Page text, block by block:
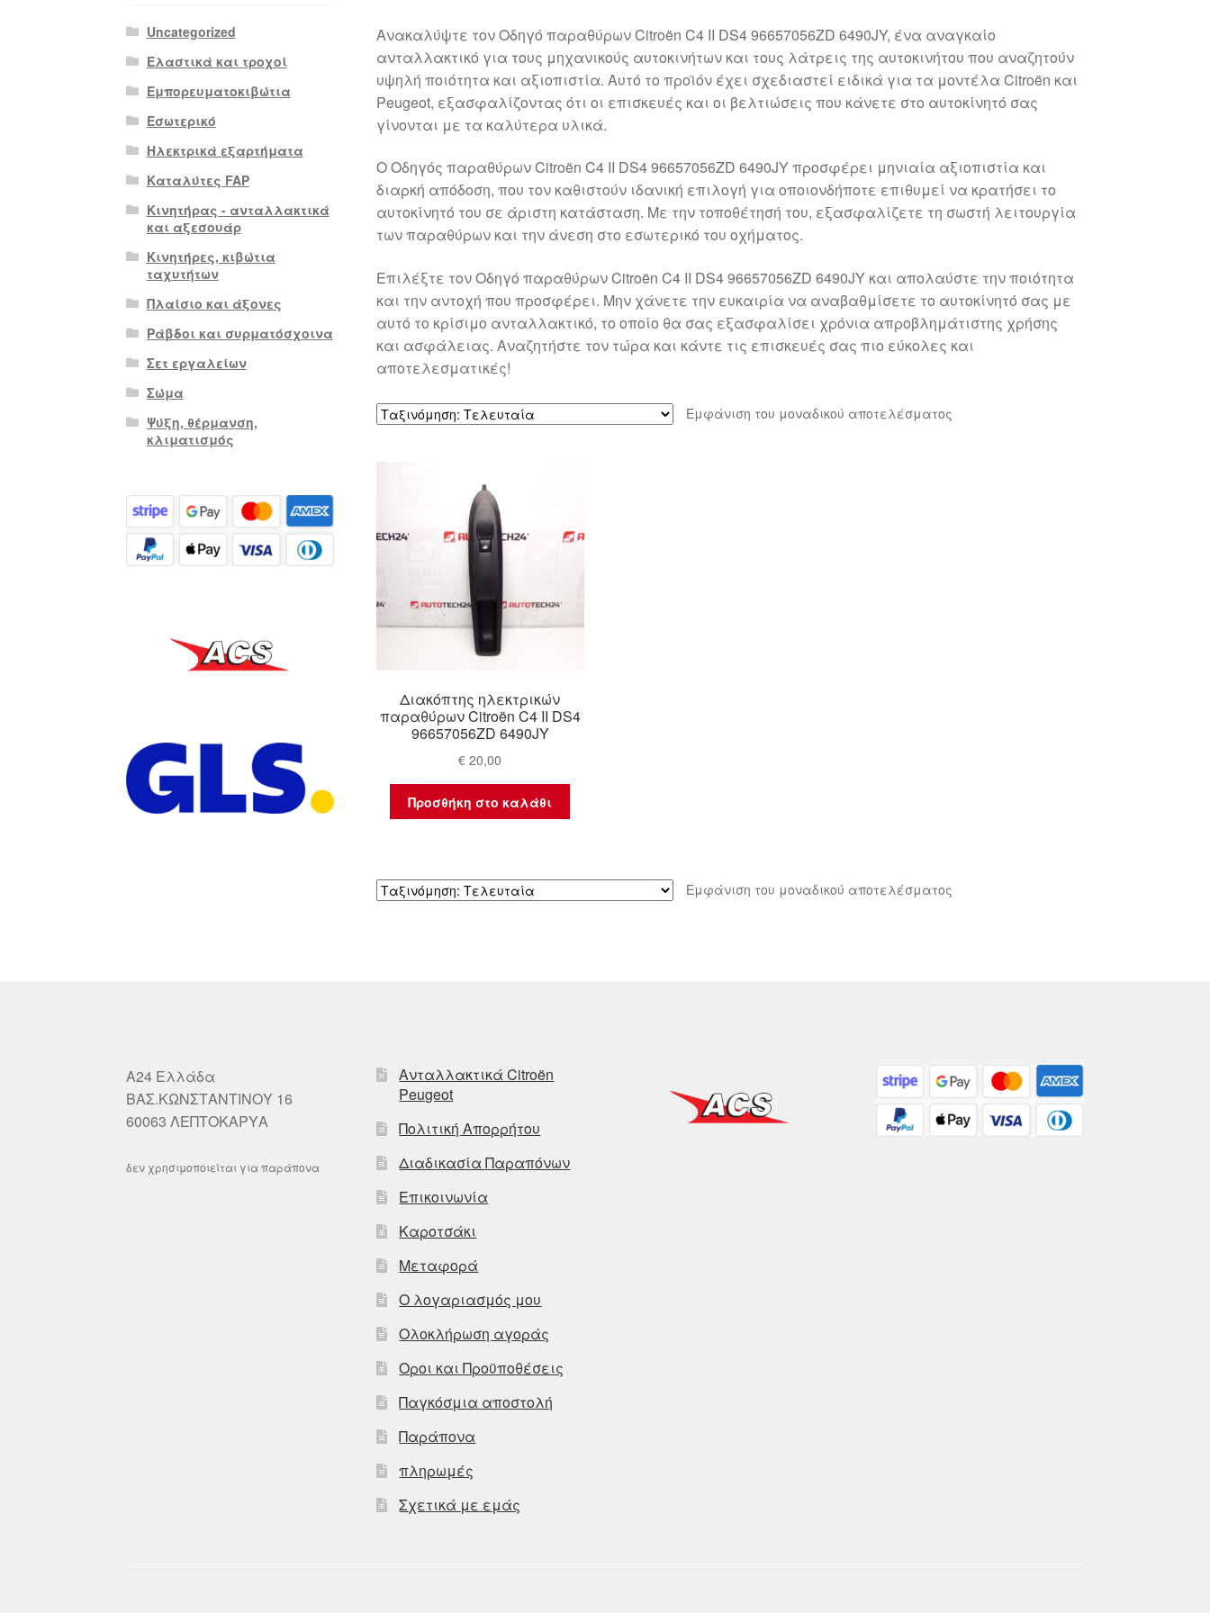
Ανακαλύψτε τον Οδηγό παραθύρων Citroën C4 II DS4 96657056ZD 6490JY, ένα αναγκαίο
ανταλλακτικό για τους μηχανικούς αυτοκινήτων και τους λάτρεις της αυτοκινήτου που αναζητούν
υψηλή ποιότητα και αξιοπιστία. Αυτό το προϊόν έχει σχεδιαστεί ειδικά για τα μοντέλα Citroën και
Peugeot, εξασφαλίζοντας ότι οι επισκευές και οι βελτιώσεις που κάνετε στο αυτοκίνητό σας
γίνονται με τα καλύτερα υλικά.
Ο Οδηγός παραθύρων Citroën C4 II DS4 96657056ZD 6490JY προσφέρει μηνιαία αξιοπιστία και
διαρκή απόδοση, που τον καθιστούν ιδανική επιλογή για οποιονδήποτε επιθυμεί να κρατήσει το
αυτοκίνητό του σε άριστη κατάσταση. Με την τοποθέτησή του, εξασφαλίζετε τη σωστή λειτουργία
των παραθύρων και την άνεση στο εσωτερικό του οχήματος.
Επιλέξτε τον Οδηγό παραθύρων Citroën C4 II DS4 96657056ZD 6490JY και απολαύστε την ποιότητα
και την αντοχή που προσφέρει. Μην χάνετε την ευκαιρία να αναβαθμίσετε το αυτοκίνητό σας με
αυτό το κρίσιμο ανταλλακτικό, το οποίο θα σας εξασφαλίσει χρόνια απροβλημάτιστης χρήσης
και ασφάλειας. Αναζητήστε τον τώρα και κάντε τις επισκευές σας πιο εύκολες και
αποτελεσματικές!
Εμφάνιση του μοναδικού αποτελέσματος
Διακόπτης ηλεκτρικών
παραθύρων Citroën C4 II DS4
96657056ZD 6490JY
€ 20,00
Προσθήκη στο καλάθι
Εμφάνιση του μοναδικού αποτελέσματος
Uncategorized
Ελαστικά και τροχοί
Εμπορευματοκιβώτια
Εσωτερικό
Ηλεκτρικά εξαρτήματα
Καταλύτες FAP
Κινητήρας - ανταλλακτικά
και αξεσουάρ
Κινητήρες, κιβώτια
ταχυτήτων
Πλαίσιο και άξονες
Ράβδοι και συρματόσχοινα
Σετ εργαλείων
Σώμα
Ψύξη, θέρμανση,
κλιματισμός
A24 Ελλάδα
ΒΑΣ.ΚΩΝΣΤΑΝΤΙΝΟΥ 16
60063 ΛΕΠΤΟΚΑΡΥΑ
δεν χρησιμοποιείται για παράπονα
Ανταλλακτικά Citroën
Peugeot
Πολιτική Απορρήτου
Διαδικασία Παραπόνων
Επικοινωνία
Καροτσάκι
Μεταφορά
Ο λογαριασμός μου
Ολοκλήρωση αγοράς
Οροι και Προϋποθέσεις
Παγκόσμια αποστολή
Παράπονα
πληρωμές
Σχετικά με εμάς